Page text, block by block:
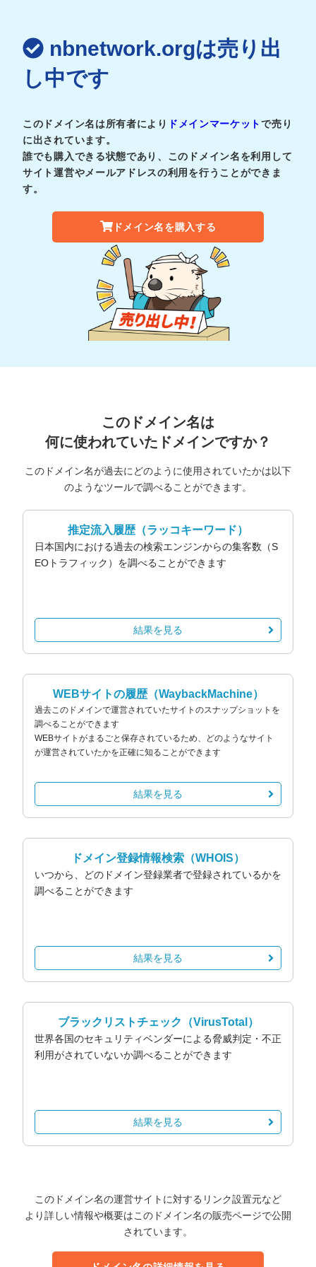
nbnetwork.orgは売り出
し中です
このドメイン名は所有者により ドメインマーケットで売り
に出されています。
誰でも購入できる状態であり、このドメイン名を利用して
サイト運営やメールアドレスの利用を行うことができま
す。
ドメイン名を購入する
このドメイン名は
何に使われていたドメインですか？
このドメイン名が過去にどのように使用されていたかは以下
のようなツールで調べることができます。
推定流入履歴（ラッコキーワード）
日本国内における過去の検索エンジンからの集客数（S
EOトラフィック）を調べることができます
結果を見る
WEBサイトの履歴（WaybackMachine）
過去このドメインで運営されていたサイトのスナップショットを
調べることができます
WEBサイトがまるごと保存されているため、どのようなサイト
が運営されていたかを正確に知ることができます
結果を見る
ドメイン登録情報検索 （WHOIS）
いつから、どのドメイン登録業者で登録されているかを
調べることができます
結果を見る
ブラックリストチェック （VirusTotal）
世界各国のセキュリティベンダーによる脅威判定・不正
利用がされていないか調べることができます
結果を見る
このドメイン名の運営サイトに対するリンク設置元など
より詳しい情報や概要はこのドメイン名の販売ページで公開
されています。